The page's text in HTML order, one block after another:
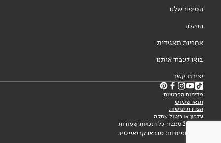
הסיפור שלנו
הנהלה
אחריות תאגידית
בואו לעבוד איתנו
יצירת קשר
מדיניות הפרטיות
תנאי שימוש
הצהרת נגישות
עדכון או ביטול עסקה
© 2026 טמבור כל הזכויות שמורות
עיצוב ופיתוח: מובאו קריאייטיב